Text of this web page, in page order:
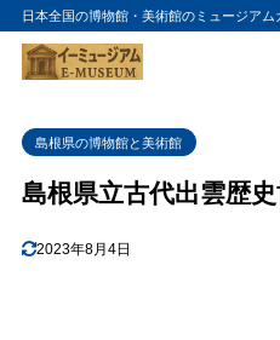
日本全国の博物館・美術館のミュージアム
島根県の博物館と美術館
島根県立古代出雲歴
2023年8月4日
目次
1 展示内容
3 アクセス方法
4 まとめ